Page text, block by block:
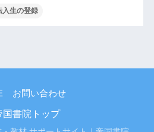
入生の登録
お問い合わせ
国書院トップ